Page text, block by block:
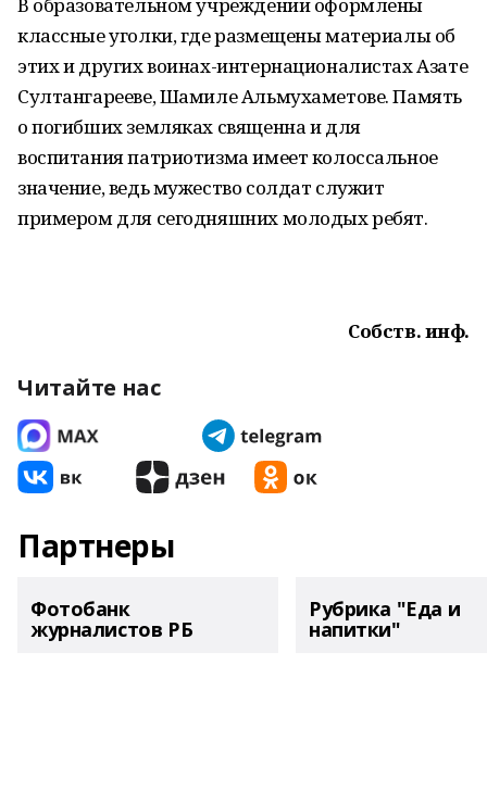
классные уголки, где размещены материалы об
этих и других воинах-интернационалистах Азате
Султангарееве, Шамиле Альмухаметове. Память
о погибших земляках священна и для
воспитания патриотизма имеет колоссальное
значение, ведь мужество солдат служит
примером для сегодняшних молодых ребят.
Собств. инф.
Читайте нас
Партнеры
Фотобанк
журналистов РБ
Рубрика "Еда и
напитки"